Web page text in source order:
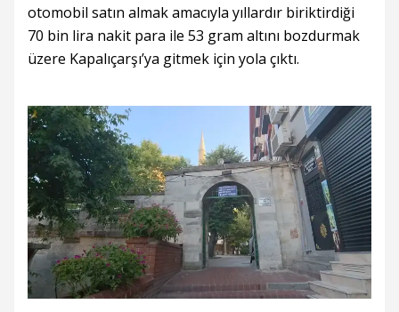
otomobil satın almak amacıyla yıllardır biriktirdiği
70 bin lira nakit para ile 53 gram altını bozdurmak
üzere Kapalıçarşı’ya gitmek için yola çıktı.